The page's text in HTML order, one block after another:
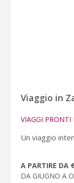
Viaggio in
VIAGGI PRONTI
Un viaggio
A PARTIRE DA
DA GIUGNO A